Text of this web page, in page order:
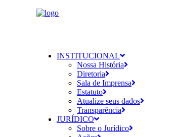
INSTITUCIONAL
Nossa História
Diretoria
Sala de Imprensa
Estatuto
Atualize seus dados
Transparência
JURÍDICO
Sobre o Jurídico